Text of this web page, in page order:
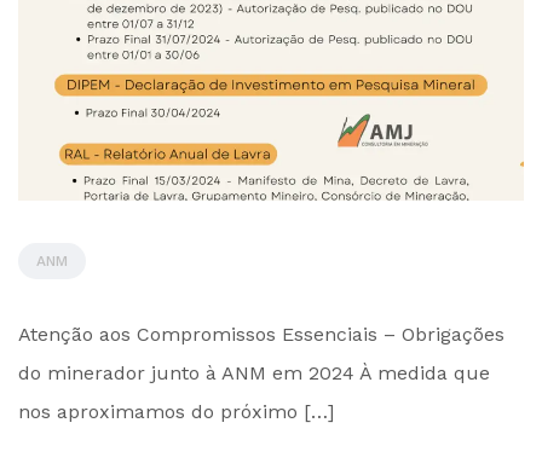
ANM
by
Atenção aos Compromissos Essenciais – Obrigações
do minerador junto à ANM em 2024 À medida que
nos aproximamos do próximo […]